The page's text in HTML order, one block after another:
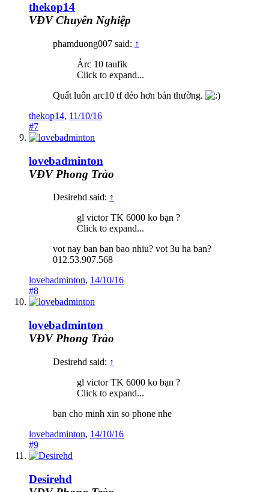
thekop14
VĐV Chuyên Nghiệp
phamduong007 said: ↑
Ảrc 10 taufik
Click to expand...
Quất luôn arc10 tf dẻo hơn bản thường.
thekop14, 11/10/16
#7
lovebadminton
VĐV Phong Trào
Desirehd said: ↑
gl victor TK 6000 ko bạn ?
Click to expand...
vot nay ban ban bao nhiu? vot 3u ha ban?
012.53.907.568
lovebadminton, 14/10/16
#8
lovebadminton
VĐV Phong Trào
Desirehd said: ↑
gl victor TK 6000 ko bạn ?
Click to expand...
ban cho minh xin so phone nhe
lovebadminton, 14/10/16
#9
Desirehd